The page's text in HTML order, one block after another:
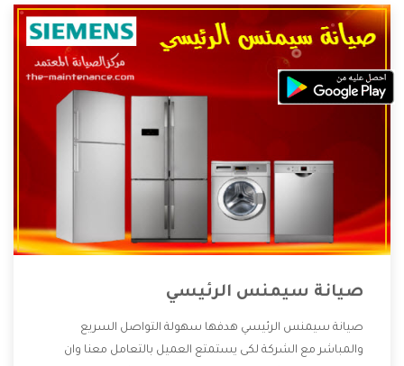
صيانة سيمنس الرئيسي
صيانة سيمنس الرئيسي هدفها سهولة التواصل السريع
والمباشر مع الشركة لكى يستمتع العميل بالتعامل معنا وان